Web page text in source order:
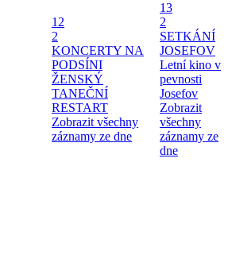
12
2
KONCERTY NA
PODSÍNI
ŽENSKÝ
TANEČNÍ
RESTART
Zobrazit všechny
záznamy ze dne
13
2
SETKÁNÍ
JOSEFOV
Letní kino v
pevnosti
Josefov
Zobrazit
všechny
záznamy ze
dne